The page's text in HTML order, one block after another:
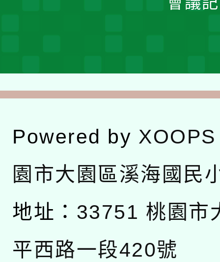
Powered by XOOPS
園市大園區溪海國民
地址： 33751 桃園市
平西路一段420號